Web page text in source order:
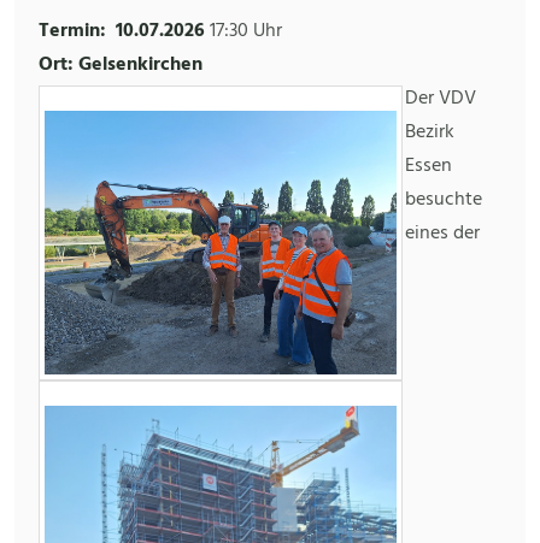
Termin: 10.07.202617:30 Uhr
Ort: Gelsenkirchen
Der VDV
Bezirk
Essen
besuchte
eines der